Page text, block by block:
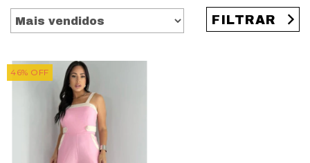
FILTRAR
46% OFF